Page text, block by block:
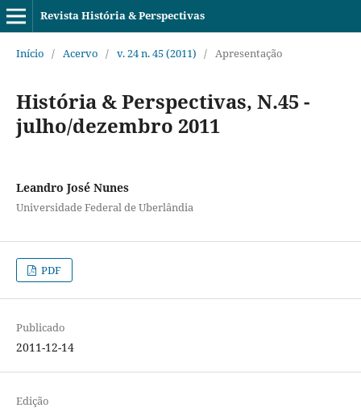
Revista História & Perspectivas
Início / Acervo / v. 24 n. 45 (2011) / Apresentação
História & Perspectivas, N.45 -
julho/dezembro 2011
Leandro José Nunes
Universidade Federal de Uberlândia
PDF
Publicado
2011-12-14
Edição